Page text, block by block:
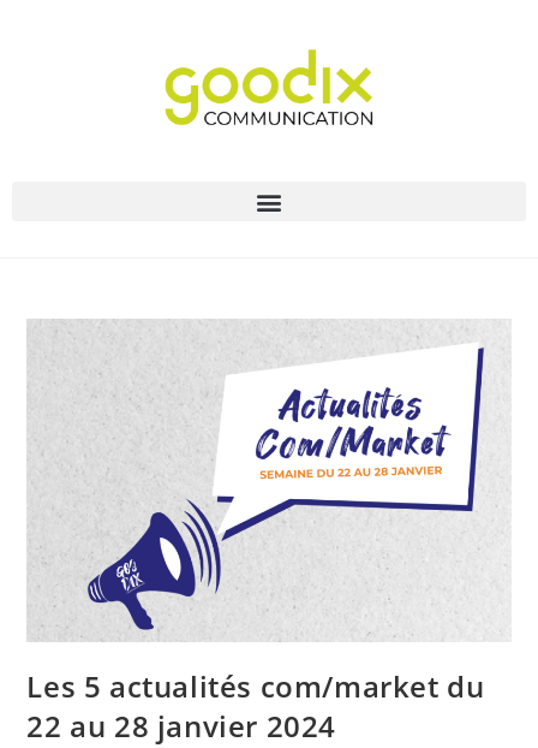
Les 5 actualités com/market du
22 au 28 janvier 2024